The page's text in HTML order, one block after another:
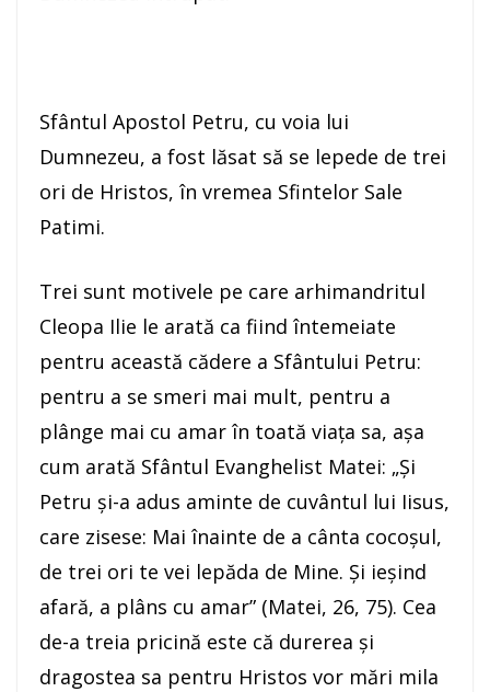
Sfântul Apostol Petru, cu voia lui
Dumnezeu, a fost lăsat să se lepede de trei
ori de Hristos, în vremea Sfintelor Sale
Patimi.
Trei sunt motivele pe care arhimandritul
Cleopa Ilie le arată ca fiind întemeiate
pentru această cădere a Sfântului Petru:
pentru a se smeri mai mult, pentru a
plânge mai cu amar în toată viaţa sa, aşa
cum arată Sfântul Evanghelist Matei: „Şi
Petru şi-a adus aminte de cuvântul lui Iisus,
care zisese: Mai înainte de a cânta cocoşul,
de trei ori te vei lepăda de Mine. Şi ieşind
afară, a plâns cu amar” (Matei, 26, 75). Cea
de-a treia pricină este că durerea şi
dragostea sa pentru Hristos vor mări mila